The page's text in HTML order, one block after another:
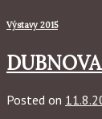
Výstavy 2015
Posted on